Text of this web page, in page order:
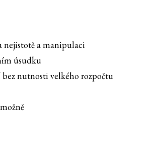
nejistotě a manipulaci
úsudku
nutnosti velkého rozpočtu